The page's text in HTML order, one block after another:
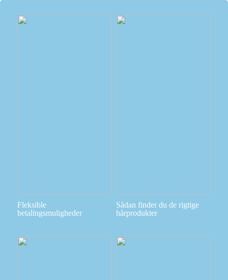
Fleksible
betalingsmuligheder
Sådan finder du de rigtige
hårprodukter